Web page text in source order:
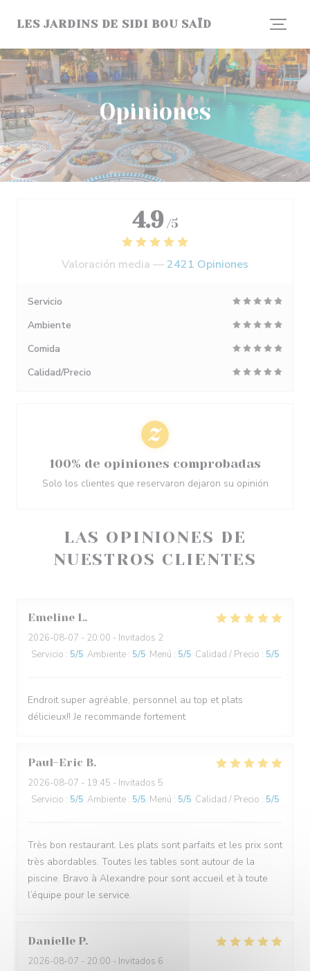
LES JARDINS DE SIDI BOU SAÏD
Opiniones
LAS OPINIONES DE
NUESTROS CLIENTES
Emeline L
2026-08-07 - 20:00 - Invitados 2
Servicio : 5/5 Ambiente : 5/5 Menú : 5/5 Calidad / Precio : 5/5
Endroit super agréable, personnel au top et plats
délicieux!! Je recommande fortement
Paul-Eric B
2026-08-07 - 19:45 - Invitados 5
Servicio : 5/5 Ambiente : 5/5 Menú : 5/5 Calidad / Precio : 5/5
Très bon restaurant. Les plats sont parfaits et les prix sont
très abordables. Toutes les tables sont autour de la
piscine. Bravo à Alexandre pour sont accueil et à toute
l’équipe pour le service.
Danielle P
2026-08-07 - 20:00 - Invitados 6
4.9 /5
Valoración media —2421 Opiniones
Servicio
Ambiente
Comida
Calidad/Precio
100% de opiniones comprobadas
Solo los clientes que reservaron dejaron su opinión